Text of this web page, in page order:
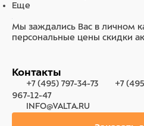
Еще
Мы заждались Вас в личном
персональные цены скидки
Контакты
+7 (495) 797-34-73 +7
967-12-47
INFO@VALTA.RU